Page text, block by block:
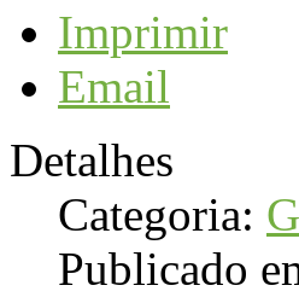
Imprimir
Email
Detalhes
Categoria:
Publicado